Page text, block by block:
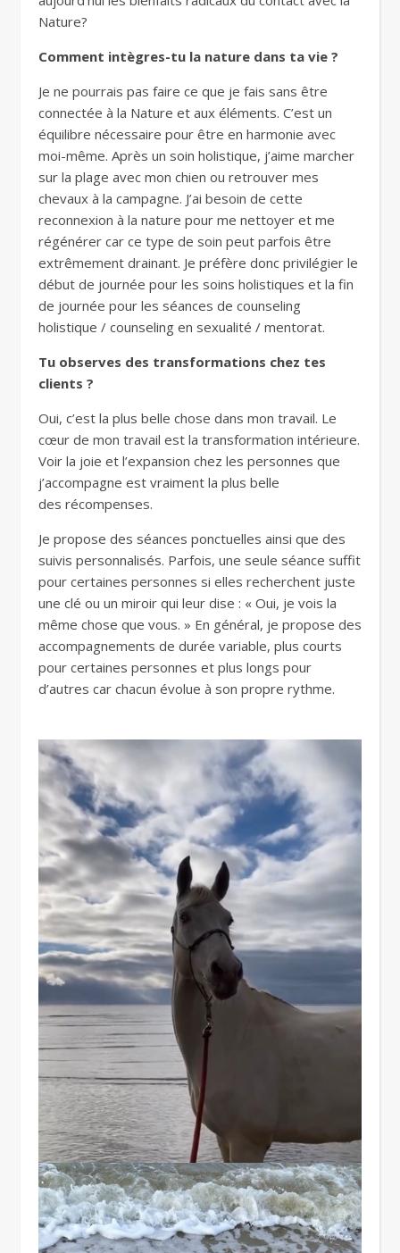
Nature?
Comment intègres-tu la nature dans ta vie ?
Je ne pourrais pas faire ce que je fais sans être
connectée à la Nature et aux éléments. C’est un
équilibre nécessaire pour être en harmonie avec
moi-même. Après un soin holistique, j’aime marcher
sur la plage avec mon chien ou retrouver mes
chevaux à la campagne. J’ai besoin de cette
reconnexion à la nature pour me nettoyer et me
régénérer car ce type de soin peut parfois être
extrêmement drainant. Je préfère donc privilégier le
début de journée pour les soins holistiques et la fin
de journée pour les séances de counseling
holistique / counseling en sexualité / mentorat.
Tu observes des transformations chez tes
clients ?
Oui, c’est la plus belle chose dans mon travail. Le
cœur de mon travail est la transformation intérieure.
Voir la joie et l’expansion chez les personnes que
j’accompagne est vraiment la plus belle
des récompenses.
Je propose des séances ponctuelles ainsi que des
suivis personnalisés. Parfois, une seule séance suffit
pour certaines personnes si elles recherchent juste
une clé ou un miroir qui leur dise : « Oui, je vois la
même chose que vous. » En général, je propose des
accompagnements de durée variable, plus courts
pour certaines personnes et plus longs pour
d’autres car chacun évolue à son propre rythme.